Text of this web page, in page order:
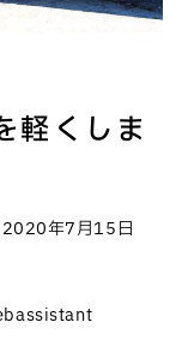
軽くしま
2020年7月15日